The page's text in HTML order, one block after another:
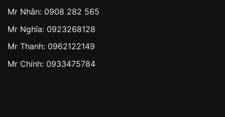
Mr Nhân: 0908 282 565
Mr Nghĩa: 0923268128
Mr Thanh: 0962122149
Mr Chính: 0933475784